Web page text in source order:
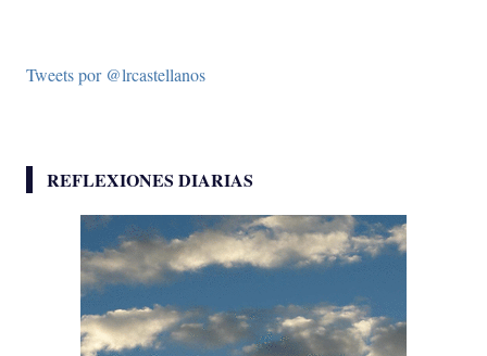
Tweets por @lrcastellanos
REFLEXIONES DIARIAS